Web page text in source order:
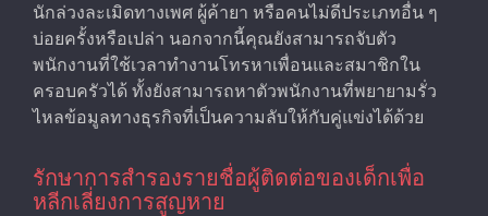
นักล่วงละเมิดทางเพศ ผู้ค้ายา หรือคนไม่ดีประเภทอื่น ๆ
บ่อยครั้งหรือเปล่า นอกจากนี้คุณยังสามารถจับตัว
พนักงานที่ใช้เวลาทํางานโทรหาเพื่อนและสมาชิกใน
ครอบครัวได้ ทั้งยังสามารถหาตัวพนักงานที่พยายามรั่ว
ไหลข้อมูลทางธุรกิจที่เป็นความลับให้กับคู่แข่งได้ด้วย
รักษาการสํารองรายชื่อผู้ติดต่อของเด็กเพื่อ
หลีกเลี่ยงการสูญหาย